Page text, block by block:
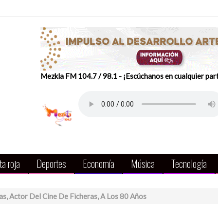
Mezkla FM 104.7 / 98.1 - ¡Escúchanos en cualquier
roja Deportes Economía Música Tecnología
Actor Del Cine De Ficheras, A Los 80 Años